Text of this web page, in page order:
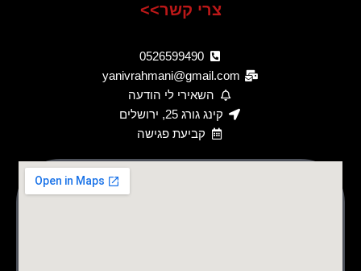
צרי קשר>>
0526599490
yanivrahmani@gmail.com
השאירי לי הודעה
קינג גורג 25, ירושלים
קביעת פגישה